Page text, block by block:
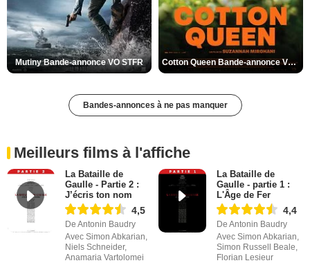
Mutiny Bande-annonce VO STFR Cotton Queen Bande-annonce VO STFR
Bandes-annonces à ne pas manquer
Meilleurs films à l'affiche
La Bataille de
Gaulle - Partie 2 :
J’écris ton nom
4,5
De Antonin Baudry
Avec Simon Abkarian,
Niels Schneider,
Anamaria Vartolomei
La Bataille de
Gaulle - partie 1 :
L'Âge de Fer
4,4
De Antonin Baudry
Avec Simon Abkarian,
Simon Russell Beale,
Florian Lesieur